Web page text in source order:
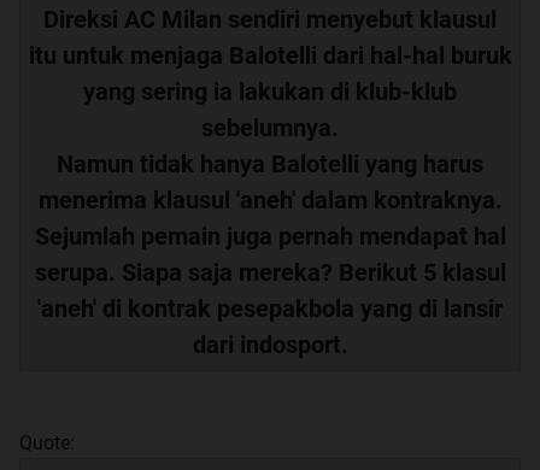
Direksi AC Milan sendiri menyebut klausul
itu untuk menjaga Balotelli dari hal-hal buruk
yang sering ia lakukan di klub-klub
sebelumnya.
Namun tidak hanya Balotelli yang harus
menerima klausul 'aneh' dalam kontraknya.
Sejumlah pemain juga pernah mendapat hal
serupa. Siapa saja mereka? Berikut 5 klasul
'aneh' di kontrak pesepakbola yang di lansir
dari indosport.
Quote: